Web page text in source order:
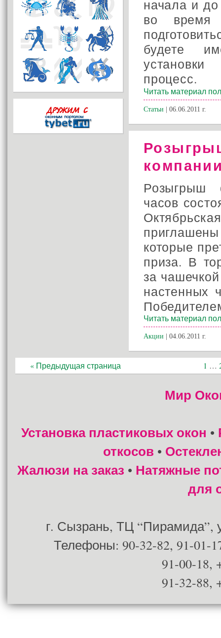
начала и
во время
будете
процесс.
Читать материал
Статьи | 06.06.2011 г.
Розыгрыш
часов
которые
приза. В
за
настенных
Читать материал
Акции | 04.06.2011 г.
« Предыдущая страница 1 …
Мир
Установка пластиковых окон •
откосов •
Жалюзи на заказ • Натяжные
для
г. Сызрань, ТЦ “Пирамида”,
Телефоны: 90-32-82, 91-01-
91-00-18,
91-32-88,